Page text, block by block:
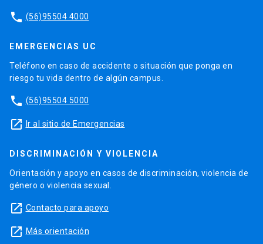
phone (56)95504 4000
EMERGENCIAS UC
Teléfono en caso de accidente o situación que ponga en
riesgo tu vida dentro de algún campus.
phone (56)95504 5000
launch Ir al sitio de Emergencias
DISCRIMINACIÓN Y VIOLENCIA
Orientación y apoyo en casos de discriminación, violencia de
género o violencia sexual.
launch Contacto para apoyo
launch Más orientación